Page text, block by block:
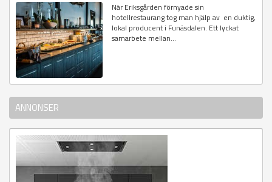
När Eriksgården förnyade sin
hotellrestaurang tog man hjälp av en duktig,
lokal producent i Funäsdalen. Ett lyckat
samarbete mellan...
ANNONSER